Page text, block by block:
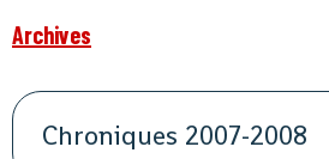
Archives
Chroniques 2007-2008